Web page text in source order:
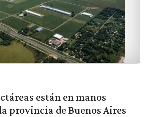
están en manos
provincia de Buenos Aires